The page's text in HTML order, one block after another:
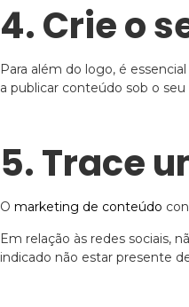
4. Crie o
Para além do logo, é
a publicar conteúdo sob o
5. Trace
O marketing de conteúdo
Em relação às redes sociais,
indicado não estar presente